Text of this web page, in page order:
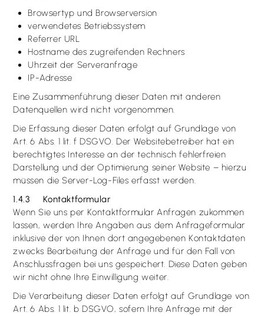
Browsertyp und Browserversion
verwendetes Betriebssystem
Referrer URL
Hostname des zugreifenden Rechners
Uhrzeit der Serveranfrage
IP-Adresse
Eine Zusammenführung dieser Daten mit anderen
Datenquellen wird nicht vorgenommen.
Die Erfassung dieser Daten erfolgt auf Grundlage von
Art. 6 Abs. 1 lit. f DSGVO. Der Websitebetreiber hat ein
berechtigtes Interesse an der technisch fehlerfreien
Darstellung und der Optimierung seiner Website – hierzu
müssen die Server-Log-Files erfasst werden.
1.4.3 Kontaktformular
Wenn Sie uns per Kontaktformular Anfragen zukommen
lassen, werden Ihre Angaben aus dem Anfrageformular
inklusive der von Ihnen dort angegebenen Kontaktdaten
zwecks Bearbeitung der Anfrage und für den Fall von
Anschlussfragen bei uns gespeichert. Diese Daten geben
wir nicht ohne Ihre Einwilligung weiter.
Die Verarbeitung dieser Daten erfolgt auf Grundlage von
Art. 6 Abs. 1 lit. b DSGVO, sofern Ihre Anfrage mit der